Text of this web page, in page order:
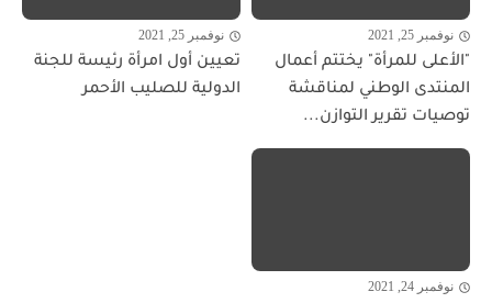
نوفمبر 25, 2021
"الأعلى للمرأة" يختتم أعمال
المنتدى الوطني لمناقشة
توصيات تقرير التوازن...
نوفمبر 25, 2021
تعيين أول امرأة رئيسة للجنة
الدولية للصليب الأحمر
نوفمبر 24, 2021